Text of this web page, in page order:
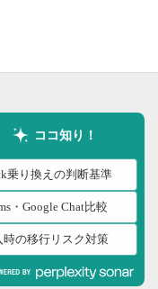
ココ知り！
乗り換えの判断基準
・Google Chat比較
時の移行リスク対策